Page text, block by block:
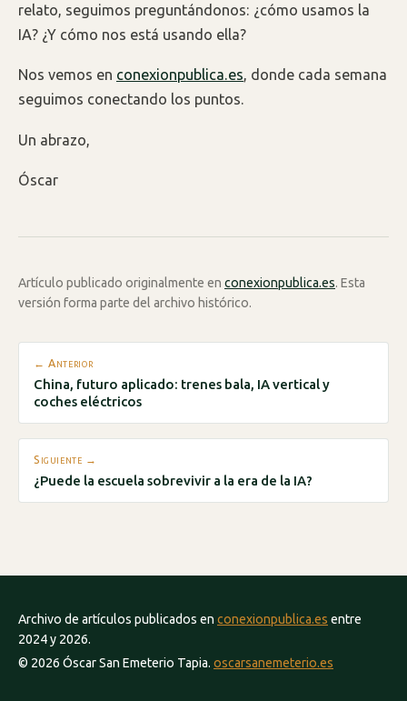
relato, seguimos preguntándonos: ¿cómo usamos la
IA? ¿Y cómo nos está usando ella?
Nos vemos en conexionpublica.es, donde cada semana
seguimos conectando los puntos.
Un abrazo,
Óscar
Artículo publicado originalmente en conexionpublica.es. Esta
versión forma parte del archivo histórico.
← Anterior
China, futuro aplicado: trenes bala, IA vertical y
coches eléctricos
Siguiente →
¿Puede la escuela sobrevivir a la era de la IA?
Archivo de artículos publicados en conexionpublica.es entre
2024 y 2026.
© 2026 Óscar San Emeterio Tapia. oscarsanemeterio.es